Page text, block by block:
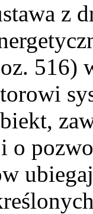
z
516)
o